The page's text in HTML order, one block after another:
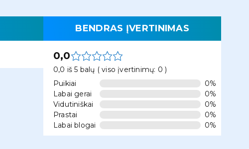
BENDRAS ĮVERTINIMAS
0,0
0,0 iš 5 balų ( viso įvertinimų: 0 )
Puikiai
0%
Labai gerai
0%
Vidutiniškai
0%
Prastai
0%
Labai blogai
0%